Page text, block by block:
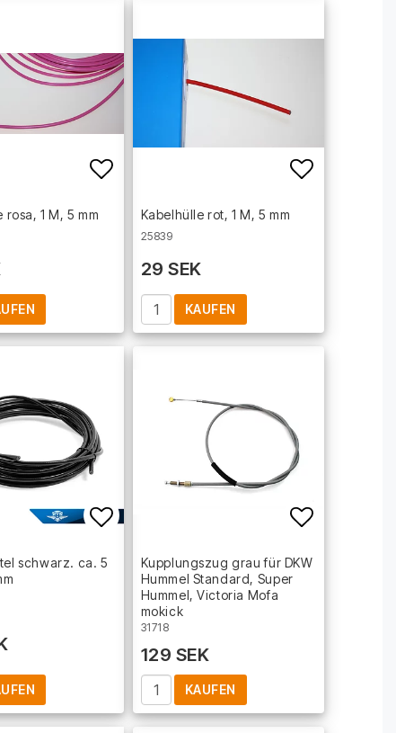
favoritesAdd to list of favorites
rosa, 1 M, 5 mm Kabelhülle rot, 1 M, 5 mm
25839
29 SEK
KAUFEN
favoritesAdd to list of favorites
schwarz. ca. 5
Add to
Kupplungszug grau für DKW
Hummel Standard, Super
Hummel, Victoria Mofa
mokick
31718
129 SEK
KAUFEN